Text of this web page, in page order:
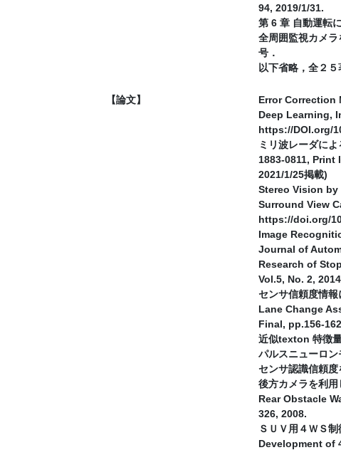
94, 2019/1/31.
第 6 章 自動運転
全周囲監視カメ
号．
以下省略，全２５
【論文】
Error Correction
Deep Learning,
https://DOI.org/
ミリ波レーダに
1883-0811, Print
2021/1/25掲載)
Stereo Vision
Surround View
https://doi.org/
Image
Journal of
Research of
Vol.5, No. 2,
センサ信頼度情
Lane Change
Final, pp.156-
近似texton 特徴
パルスニューロ
センサ認識信頼
後方カメラを利
Rear Obstacle
326, 2008.
ＳＵＶ用４ＷＳ
Development of